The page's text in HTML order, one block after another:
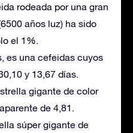
rodeada por una gran
años luz) ha sido
el 1%.
es una cefeidas cuyos
y 13,67 días.
gigante de color
de 4,81.
súper gigante de